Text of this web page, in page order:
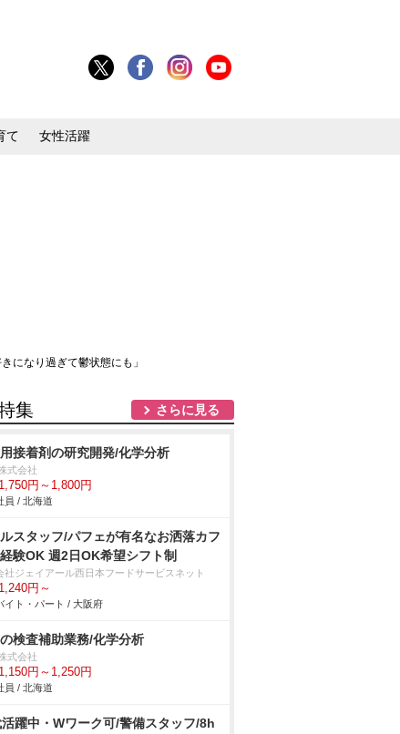
て 女性活躍
になり過ぎて鬱状態にも」
集 さらに見る
接着剤の研究開発/化学分析
式会社
円～1,800円
員 / 北海道
スタッフ/パフェが有名なお洒落カフ
験OK 週2日OK希望シフト制
社ジェイアール西日本フードサービスネット
円～
イト・パート / 大阪府
検査補助業務/化学分析
式会社
円～1,250円
員 / 北海道
躍中・Wワーク可/警備スタッフ/8h